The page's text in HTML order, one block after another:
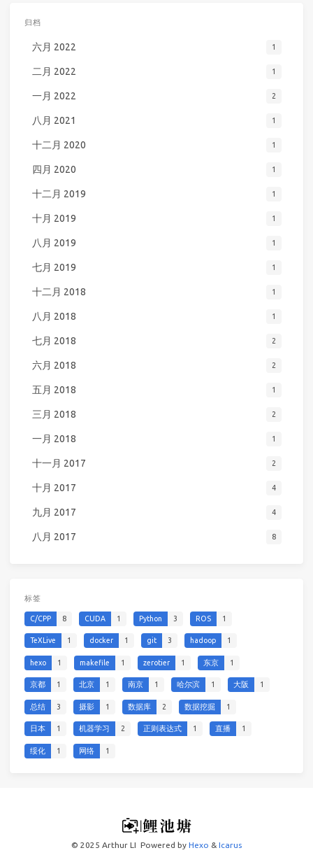
归档
六月 2022 1
二月 2022 1
一月 2022 2
八月 2021 1
十二月 2020 1
四月 2020 1
十二月 2019 1
十月 2019 1
八月 2019 1
七月 2019 1
十二月 2018 1
八月 2018 1
七月 2018 2
六月 2018 2
五月 2018 1
三月 2018 2
一月 2018 1
十一月 2017 2
十月 2017 4
九月 2017 4
八月 2017 8
标签
C/CPP 8 CUDA 1 Python 3 ROS 1
TeXLive 1 docker 1 git 3 hadoop 1
hexo 1 makefile 1 zerotier 1 东京 1
京都 1 北京 1 南京 1 哈尔滨 1 大阪 1
总结 3 摄影 1 数据库 2 数据挖掘 1
日本 1 机器学习 2 正则表达式 1 直播 1
绥化 1 网络 1
© 2025 Arthur LI Powered by Hexo & Icarus